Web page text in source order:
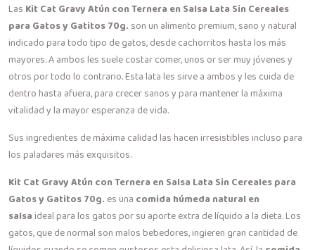
Las Kit Cat Gravy Atún con Ternera en Salsa Lata Sin Cereales
para Gatos y Gatitos 70g. son un alimento premium, sano y natural
indicado para todo tipo de gatos, desde cachorritos hasta los más
mayores. A ambos les suele costar comer, unos or ser muy jóvenes y
otros por todo lo contrario. Esta lata les sirve a ambos y les cuida de
dentro hasta afuera, para crecer sanos y para mantener la máxima
vitalidad y la mayor esperanza de vida.
Sus ingredientes de máxima calidad las hacen irresistibles incluso para
los paladares más exquisitos.
Kit Cat Gravy Atún con Ternera en Salsa Lata Sin Cereales para
Gatos y Gatitos 70g. es una comida húmeda natural en
salsaideal para los gatos por su aporte extra de líquido a la dieta. Los
gatos, que de normal son malos bebedores, ingieren gran cantidad de